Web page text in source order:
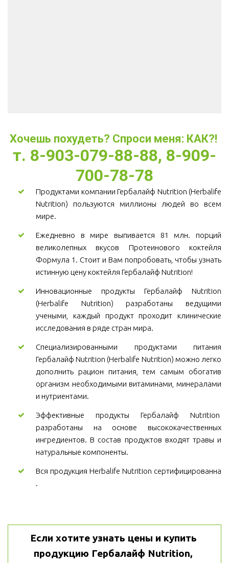
Хочешь похудеть? Спроси меня: КАК?!
т. 8-903-079-88-88, 8-909-
700-78-78
Продуктами компании Гербалайф Nutrition (Herbalife
Nutrition) пользуются миллионы людей во всем
мире.
Ежедневно в мире выпивается 81 млн. порций
великолепных вкусов Протеинового коктейля
Формула 1. Стоит и Вам попробовать, чтобы узнать
истинную цену коктейля Гербалайф Nutrition!
Инновационные продукты Гербалайф Nutrition
(Herbalife Nutrition) разработаны ведущими
учеными, каждый продукт проходит клинические
исследования в ряде стран мира.
Специализированными продуктами питания
Гербалайф Nutrition (Herbalife Nutrition) можно легко
дополнить рацион питания, тем самым обогатив
организм необходимыми витаминами, минералами
и нутриентами.
Эффективные продукты Гербалайф Nutrition
разработаны на основе высококачественных
ингредиентов. В состав продуктов входят травы и
натуральные компоненты.
Вся продукция Herbalife Nutrition сертифицированна
.
Если хотите узнать цены и купить
продукцию Гербалайф Nutrition,